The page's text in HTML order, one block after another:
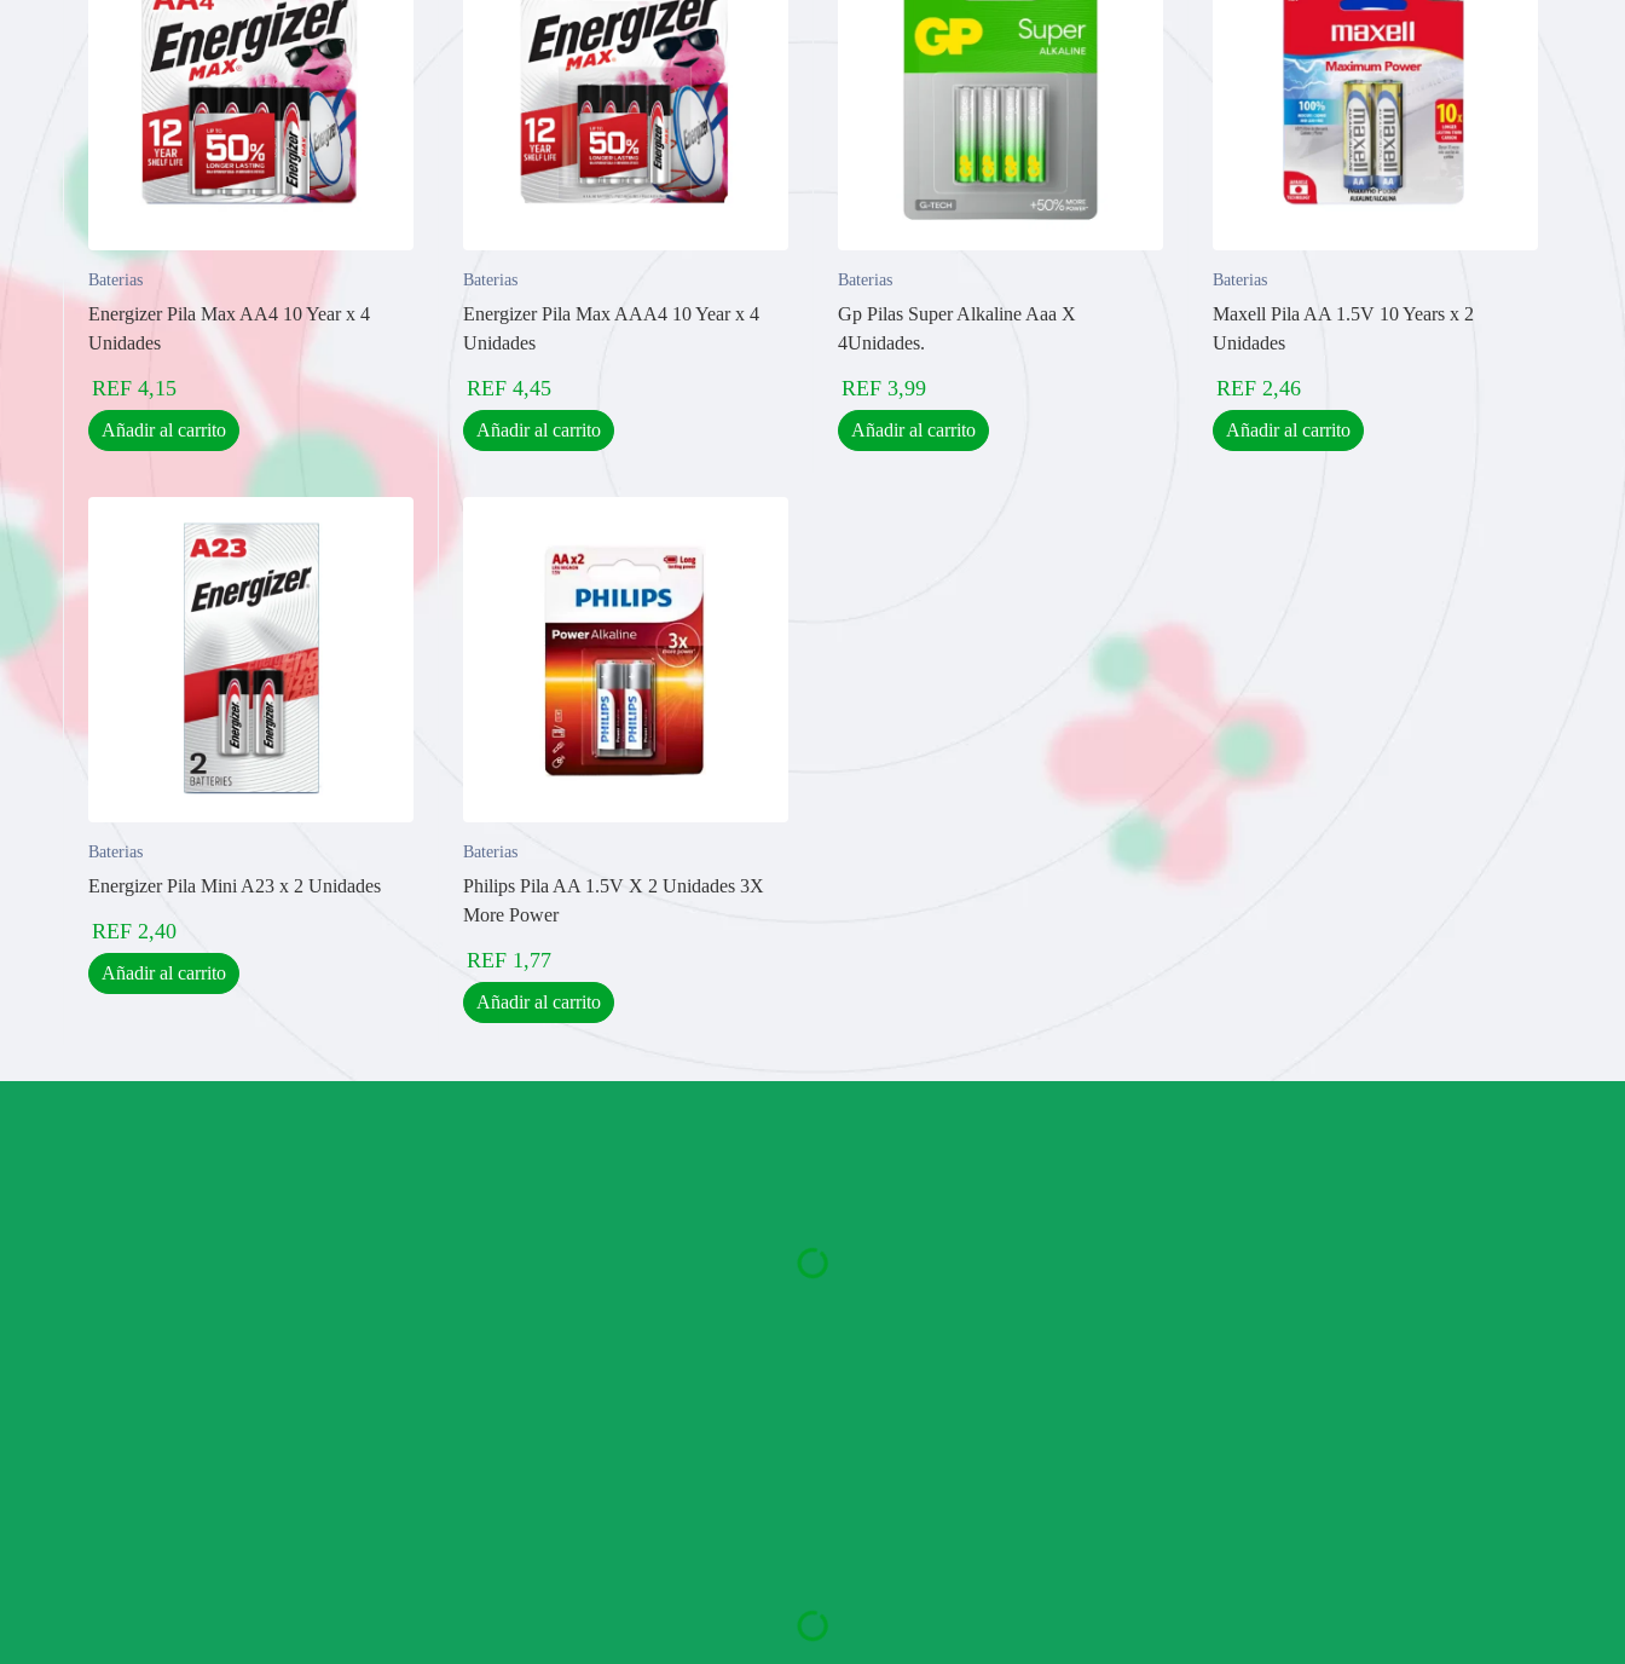
Baterias
Energizer Pila Max AA4 10 Year x 4
Unidades
REF 4,15
Añadir al carrito
Baterias
Energizer Pila Max AAA4 10 Year x 4
Unidades
REF 4,45
Añadir al carrito
Baterias
Gp Pilas Super Alkaline Aaa X
4Unidades.
REF 3,99
Añadir al carrito
Baterias
Maxell Pila AA 1.5V 10 Years x 2
Unidades
REF 2,46
Añadir al carrito
Baterias
Energizer Pila Mini A23 x 2 Unidades
REF 2,40
Añadir al carrito
Baterias
Philips Pila AA 1.5V X 2 Unidades 3X
More Power
REF 1,77
Añadir al carrito